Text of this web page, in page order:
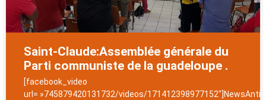
Saint-Claude:Assemblée générale du
Parti communiste de la guadeloupe .
[facebook_video
url= »745879420131732/videos/